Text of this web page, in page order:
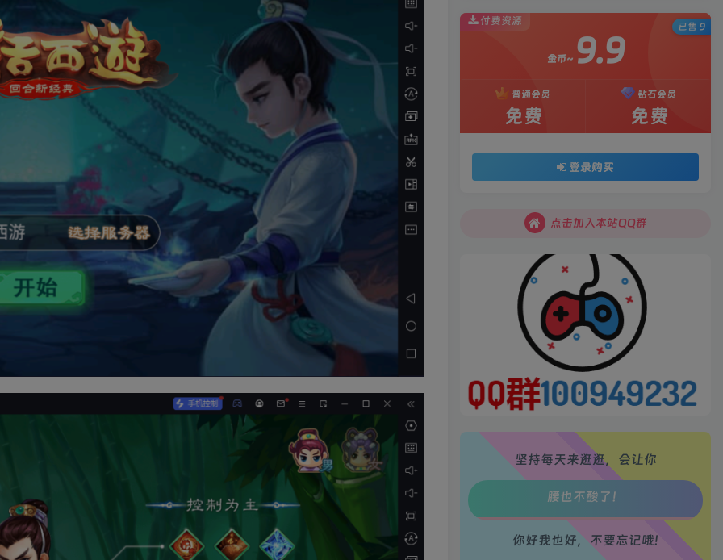
付费资源
金币~ 9.9
普通会员
免费
钻石会员
免费
登录购买
已售 9
点击加入本站QQ群
点击加入本站QQ群
坚持每天来逛逛，会让你
生活也美好了！
心情也舒畅了！
走路也有劲了！
你好我也好，不要忘记哦!